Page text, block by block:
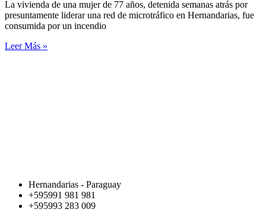
La vivienda de una mujer de 77 años, detenida semanas atrás por
presuntamente liderar una red de microtráfico en Hernandarias, fue
consumida por un incendio
Leer Más »
Hernandarias - Paraguay
+595991 981 981
+595993 283 009